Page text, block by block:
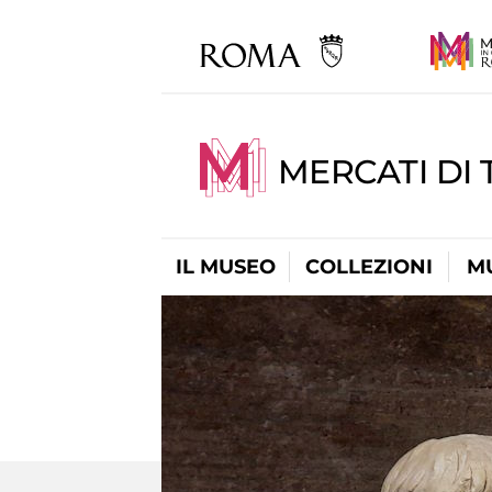
MERCATI DI
IL MUSEO COLLEZIONI